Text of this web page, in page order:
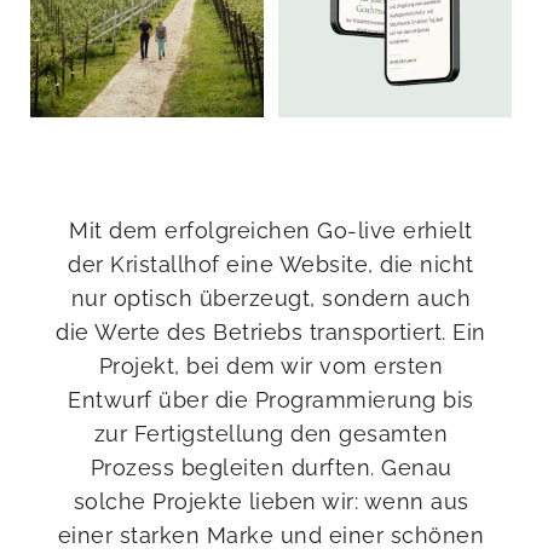
Mit dem erfolgreichen Go-live erhielt
der Kristallhof eine Website, die nicht
nur optisch überzeugt, sondern auch
die Werte des Betriebs transportiert. Ein
Projekt, bei dem wir vom ersten
Entwurf über die Programmierung bis
zur Fertigstellung den gesamten
Prozess begleiten durften. Genau
solche Projekte lieben wir: wenn aus
einer starken Marke und einer schönen